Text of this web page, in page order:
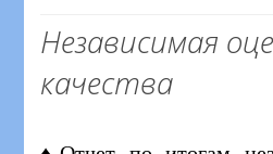
Независимая
качества